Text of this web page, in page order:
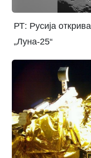
РТ: Русија
„Луна-25“